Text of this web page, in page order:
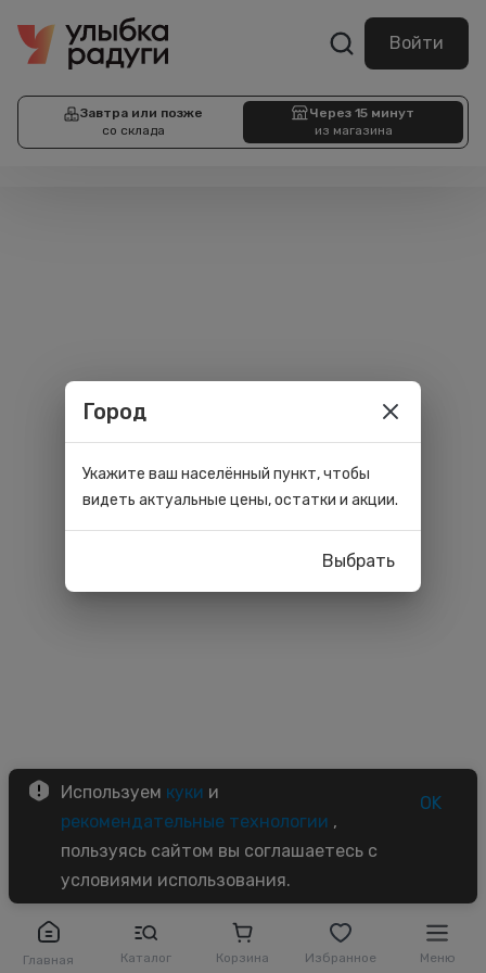
Войти
Завтра или позже
со склада
Через 15 минут
из магазина
Главная Каталог Корзина Избранное Меню
Используем куки и
рекомендательные технологии ,
пользуясь сайтом вы соглашаетесь с
условиями использования.
OK
Город
Укажите ваш населённый пункт, чтобы
видеть актуальные цены, остатки и акции.
Выбрать